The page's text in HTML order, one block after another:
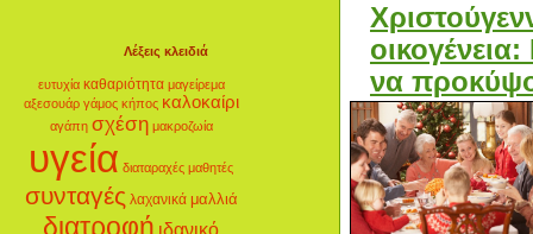
Λέξεις κλειδιά
ευτυχία καθαριότητα μαγείρεμα
αξεσουάρ γάμος κήπος καλοκαίρι
αγάπη σχέση μακροζωία
υγεία διαταραχές μαθητές
συνταγές λαχανικά μαλλιά
διατροφή ιδανικό
να